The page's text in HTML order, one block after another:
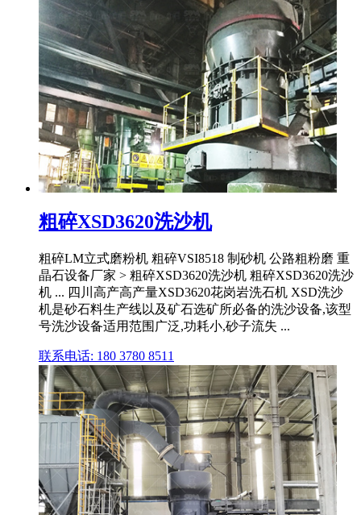
粗碎XSD3620洗沙机
粗碎LM立式磨粉机 粗碎VSI8518 制砂机 公路粗粉磨 重
晶石设备厂家 > 粗碎XSD3620洗沙机 粗碎XSD3620洗沙
机 ... 四川高产高产量XSD3620花岗岩洗石机 XSD洗沙
机是砂石料生产线以及矿石选矿所必备的洗沙设备,该型
号洗沙设备适用范围广泛,功耗小,砂子流失 ...
联系电话: 180 3780 8511